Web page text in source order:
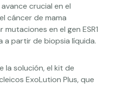
crucial en el
cáncer de mama
en el gen ESR1
a partir de biopsia líquida.
la solución, el kit de
ExoLution Plus, que